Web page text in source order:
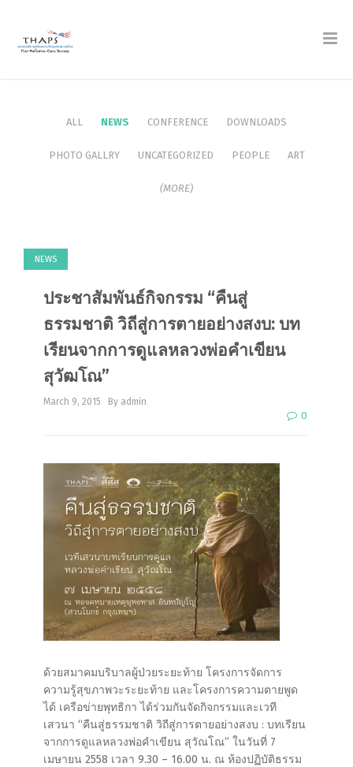
ALL NEWS CONFERENCE DOWNLOADS
PHOTO GALLRY UNCATEGORIZED PEOPLE ART
(MORE)
NEWS
ประชาสัมพันธ์กิจกรรม “คืนสู่
ธรรมชาติ วิถีสู่การตายอย่างสงบ: บท
เรียนจากการดูแลหลวงพ่อคำเขียน
สุวัฒโณ”
March 9, 2015 By admin
0
ด้วยสมาคมบริบาลผู้ป่วยระยะท้าย โครงการจัดการ
ความรู้สุขภาพวะระยะท้าย และโครงการความตายพูด
ได้ เครือข่ายพุทธิกา ได้ร่วมกันจัดกิจกรรมและเวที
เสวนา “คืนสู่ธรรมชาติ วิถีสู่การตายอย่างสงบ : บทเรียน
จากการดูแลหลวงพ่อคำเขียน สุวัณโณ” ในวันที่ 7
เมษายน 2558 เวลา 9.30 – 16.00 น. ณ ห้องปฏิบัติธรรม